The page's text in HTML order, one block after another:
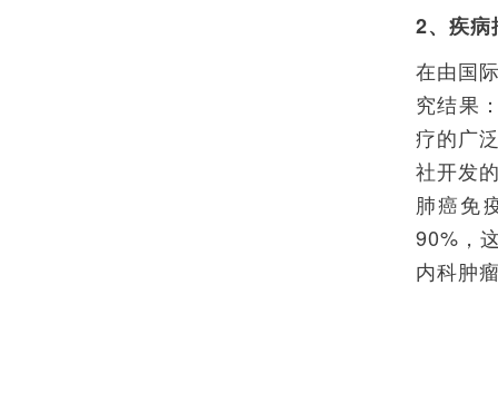
2、疾
在由国
究结果
疗的广
社开发
肺癌免
90%，
内科肿